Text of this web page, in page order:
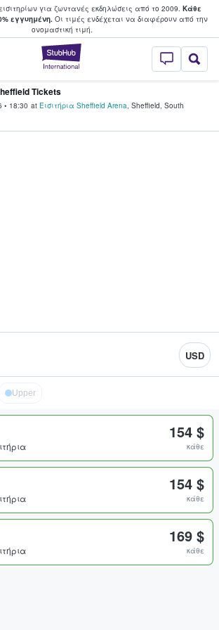
για ζωντανές εκδηλώσεις από το 2009. Κάθε
εγγυημένη.Οι τιμές ενδέχεται να διαφέρουν από την
oνομαστική τιμή.
StubHub - Όπου
και πουλούν
Tickets
• 18:30 at Εισιτήρια Sheffield Arena, Sheffield, South
USD
Upper
154 $
κάθε
154 $
κάθε
169 $
κάθε